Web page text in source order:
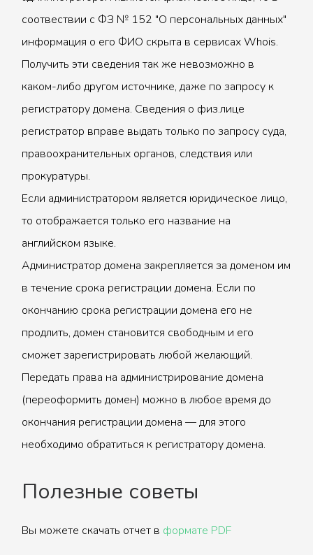
соотвествии с ФЗ № 152 "О персональных данных"
информация о его ФИО скрыта в сервисах Whois.
Получить эти сведения так же невозможно в
каком-либо другом источнике, даже по запросу к
регистратору домена. Сведения о физ.лице
регистратор вправе выдать только по запросу суда,
правоохранительных органов, следствия или
прокуратуры.
Если администратором является юридическое лицо,
то отображается только его название на
английском языке.
Администратор домена закрепляется за доменом им
в течение срока регистрации домена. Если по
окончанию срока регистрации домена его не
продлить, домен становится свободным и его
сможет зарегистрировать любой желающий.
Передать права на администрирование домена
(переоформить домен) можно в любое время до
окончания регистрации домена — для этого
необходимо обратиться к регистратору домена.
Полезные советы
Вы можете скачать отчет в формате PDF